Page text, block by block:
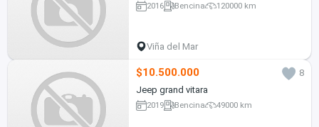
2016 Bencina 120000 km
Viña del Mar
$10.500.000
8
Jeep grand vitara
2019 Bencina 49000 km